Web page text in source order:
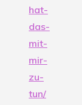
hat-
das-
mit-
mir-
zu-
tun/